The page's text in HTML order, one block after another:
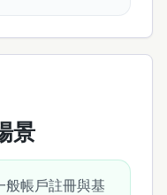
景
般帳戶註冊與基